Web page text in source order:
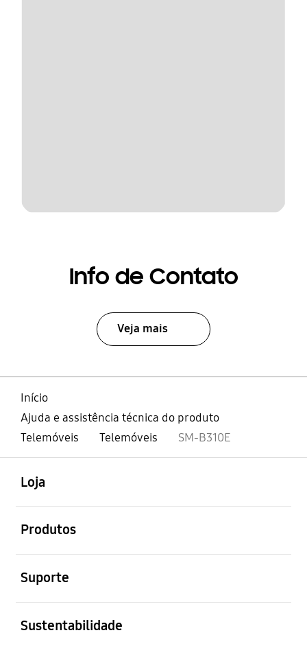
Info de Contato
Veja mais
Início
Ajuda e assistência técnica do produto
Telemóveis
Telemóveis SM-B310E
Loja
Produtos
Suporte
Sustentabilidade